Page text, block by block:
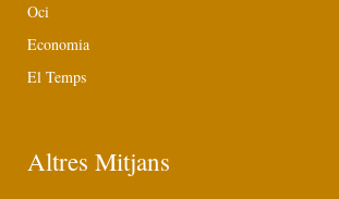
Oci
Economia
El Temps
Altres Mitjans